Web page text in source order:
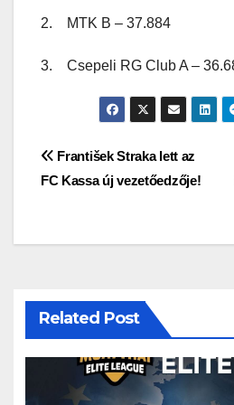
2. MTK B – 37.884
3. Csepeli RG Club A –
Bejegyzés
navigáció
František Straka lett az
FC Kassa új vezetőedzője!
Related Post